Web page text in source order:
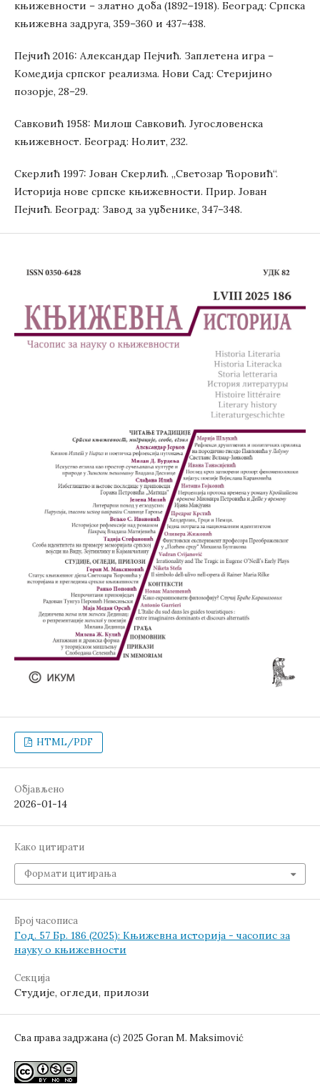
књижевности – златно доба (1892–1918). Београд: Српска
књижевна задруга, 359–360 и 437–438.
Пејчић 2016: Александар Пејчић. Заплетена игра –
Комедија српског реализма. Нови Сад: Стеријино
позорје, 28–29.
Савковић 1958: Милош Савковић. Југословенска
књижевност. Београд: Нолит, 232.
Скерлић 1997: Јован Скерлић. „Светозар Ћоровић“.
Историја нове српске књижевности. Прир. Јован
Пејчић. Београд: Завод за уџбенике, 347–348.
HTML/PDF
Објављено
2026-01-14
Како цитирати
Формати цитирања
Број часописа
Год. 57 Бр. 186 (2025): Књижевна историја - часопис за
науку о књижевности
Секција
Студије, огледи, прилози
Сва права задржана (c) 2025 Goran M. Maksimović